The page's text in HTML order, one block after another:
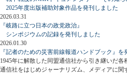
2025年度出版補助対象作品を発刊しました
2026.03.31
『岐路に立つ日本の政党政治』
シンポジウムの記録を発刊しました
2026.01.30
『記者のための災害前線報道ハンドブック』を
1945年に解散した同盟通信社から引き継いだ
通信社をはじめジャーナリズム、メディアに関